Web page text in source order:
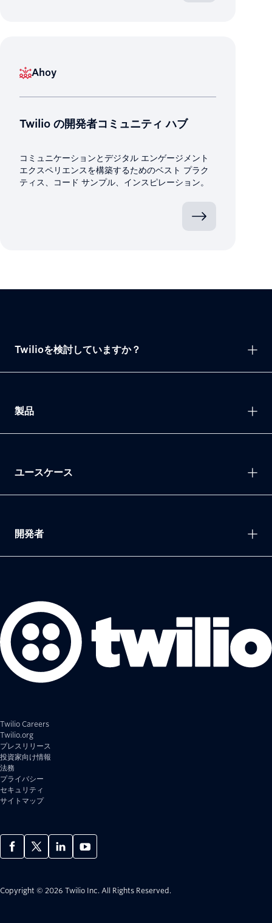
Ahoy
Twilio の開発者コミュニティ ハブ
コミュニケーションとデジタル エンゲージメント
エクスペリエンスを構築するためのベスト プラク
ティス、コード サンプル、インスピレーション。
Twilio Careers
Twilio.org
プレスリリース
投資家向け情報
法務
プライバシー
セキュリティ
サイトマップ
Copyright © 2026 Twilio Inc. All Rights Reserved.
Twilioを検討していますか？
製品
ユースケース
開発者